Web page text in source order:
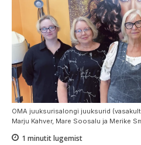
OMA juuksurisalongi juuksurid
Marju Kahver, Mare Soosalu ja Merike
1 minutit lugemist